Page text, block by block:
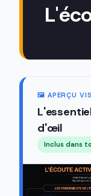
🖼️ APERÇU
d'œil
Inclus dans